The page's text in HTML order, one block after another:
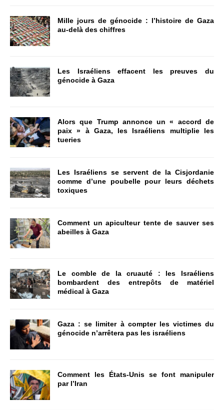
Mille jours de génocide : l’histoire de Gaza
au-delà des chiffres
Les Israéliens effacent les preuves du
génocide à Gaza
Alors que Trump annonce un « accord de
paix » à Gaza, les Israéliens multiplie les
tueries
Les Israéliens se servent de la Cisjordanie
comme d’une poubelle pour leurs déchets
toxiques
Comment un apiculteur tente de sauver ses
abeilles à Gaza
Le comble de la cruauté : les Israéliens
bombardent des entrepôts de matériel
médical à Gaza
Gaza : se limiter à compter les victimes du
génocide n’arrêtera pas les israéliens
Comment les États-Unis se font manipuler
par l’Iran